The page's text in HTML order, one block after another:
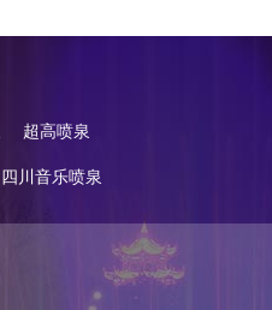
超高喷泉
四川音乐喷泉